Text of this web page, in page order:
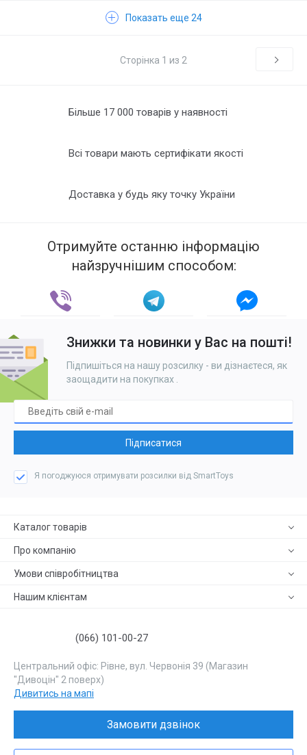
Показать еще 24
Сторінка 1 из 2
Більше 17 000 товарів у наявності
Всі товари мають сертифікати якості
Доставка у будь яку точку України
Отримуйте останню інформацію
найзручнішим способом:
Знижки та новинки у Вас на пошті!
Підпишіться на нашу розсилку - ви дізнаєтеся, як
заощадити на покупках
Підписатися
Я погоджуюся отримувати розсилки від SmartToys
Каталог товарів
Про компанію
Умови співробітництва
Нашим клієнтам
(066) 101-00-27
Центральний офіс: Рівне, вул. Червонія 39 (Магазин
"Дивоцін" 2 поверх)
Дивитись на мапі
Замовити дзвінок